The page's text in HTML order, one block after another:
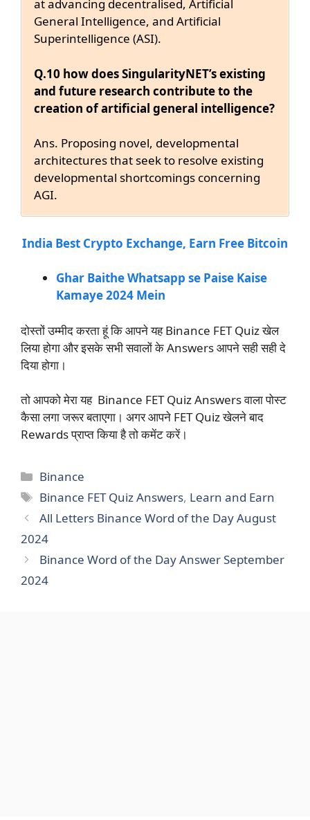
at advancing decentralised, Artificial
General Intelligence, and Artificial
Superintelligence (ASI).
Q.10 how does SingularityNET’s existing
and future research contribute to the
creation of artificial general intelligence?
Ans. Proposing novel, developmental
architectures that seek to resolve existing
developmental shortcomings concerning
AGI.
India Best Crypto Exchange, Earn Free Bitcoin
Ghar Baithe Whatsapp se Paise Kaise
Kamaye 2024 Mein
दोस्तों उम्मीद करता हूं कि आपने यह Binance FET Quiz खेल
लिया होगा और इसके सभी सवालों के Answers आपने सही सही दे
दिया होगा।
तो आपको मेरा यह Binance FET Quiz Answers वाला पोस्ट
कैसा लगा जरूर बताएगा। अगर आपने FET Quiz खेलने बाद
Rewards प्राप्त किया है तो कमेंट करें।
Categories
Binance
Tags
Binance FET Quiz Answers, Learn and Earn
All Letters Binance Word of the Day August
2024
Binance Word of the Day Answer September
2024